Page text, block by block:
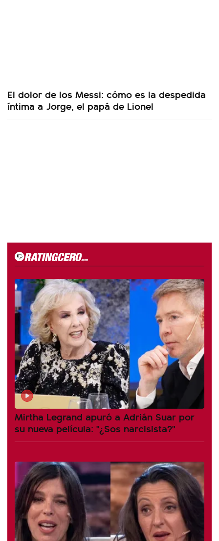
El dolor de los Messi: cómo es la despedida
íntima a Jorge, el papá de Lionel
Mirtha Legrand apuró a Adrián Suar por
su nueva película: "¿Sos narcisista?"